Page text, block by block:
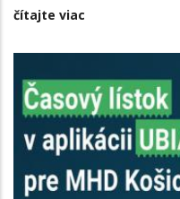
čítajte viac